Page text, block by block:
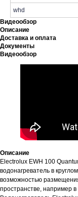
whd
Видеообзор
Описание
Доставка и оплата
Документы
Видеообзор
Описание
Electrolux EWH 100
водонагреватель в
возможностью
пространстве, например